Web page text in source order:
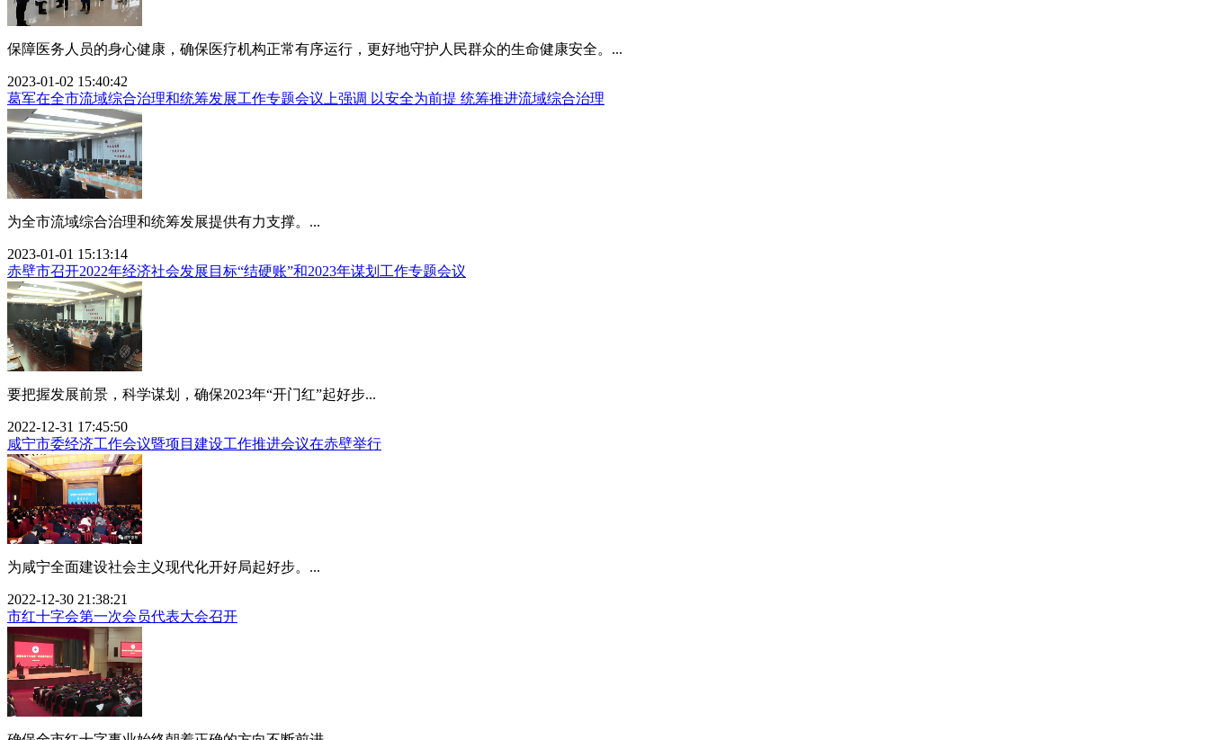
保障医务人员的身心健康，确保医疗机构正常有序运行，更好地守护人民群众的生命健康安全。...
2023-01-02 15:40:42
葛军在全市流域综合治理和统筹发展工作专题会议上强调 以安全为前提 统筹推进流域综合治理
为全市流域综合治理和统筹发展提供有力支撑。...
2023-01-01 15:13:14
赤壁市召开2022年经济社会发展目标“结硬账”和2023年谋划工作专题会议
要把握发展前景，科学谋划，确保2023年“开门红”起好步...
2022-12-31 17:45:50
咸宁市委经济工作会议暨项目建设工作推进会议在赤壁举行
为咸宁全面建设社会主义现代化开好局起好步。...
2022-12-30 21:38:21
市红十字会第一次会员代表大会召开